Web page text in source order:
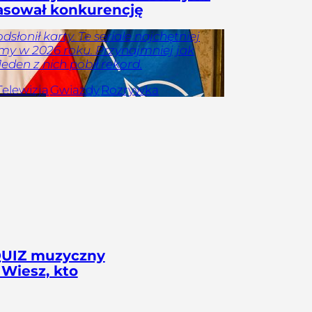
konkurencję
karty. Te seriale najchętniej
w 2026 roku. Przynajmniej jak
z nich pobił rekord.
Gwiazdy Rozrywka
muzyczny
kto